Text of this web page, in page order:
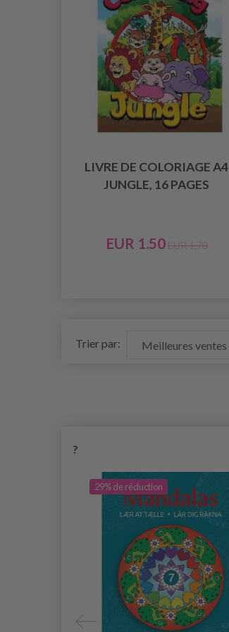
LIVRE DE COLORIAGE A4
JUNGLE, 16 PAGES
EUR 1.50 EUR 1.70
Trier par:
?
29% de réduction